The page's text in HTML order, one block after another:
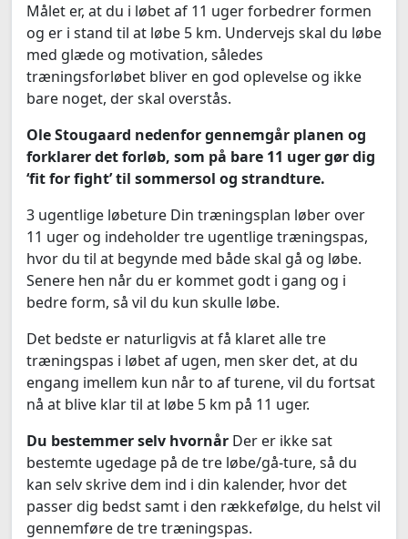
Målet er, at du i løbet af 11 uger forbedrer formen
og er i stand til at løbe 5 km. Undervejs skal du løbe
med glæde og motivation, således
træningsforløbet bliver en god oplevelse og ikke
bare noget, der skal overstås.
Ole Stougaard nedenfor gennemgår planen og
forklarer det forløb, som på bare 11 uger gør dig
‘fit for fight’ til sommersol og strandture.
3 ugentlige løbeture Din træningsplan løber over
11 uger og indeholder tre ugentlige træningspas,
hvor du til at begynde med både skal gå og løbe.
Senere hen når du er kommet godt i gang og i
bedre form, så vil du kun skulle løbe.
Det bedste er naturligvis at få klaret alle tre
træningspas i løbet af ugen, men sker det, at du
engang imellem kun når to af turene, vil du fortsat
nå at blive klar til at løbe 5 km på 11 uger.
Du bestemmer selv hvornår Der er ikke sat
bestemte ugedage på de tre løbe/gå-ture, så du
kan selv skrive dem ind i din kalender, hvor det
passer dig bedst samt i den rækkefølge, du helst vil
gennemføre de tre træningspas.